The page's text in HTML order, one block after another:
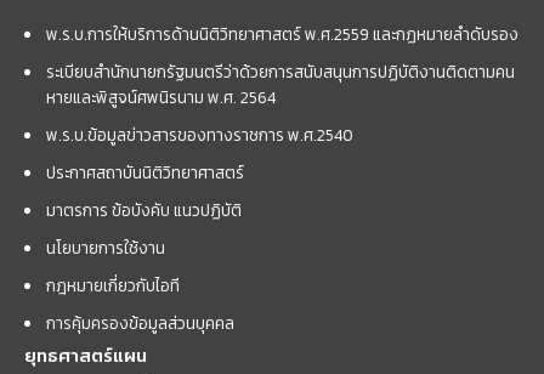
พ.ร.บ.การให้บริการด้านนิติวิทยาศาสตร์ พ.ศ.2559 และกฏหมายลำดับรอง
ระเบียบสำนักนายกรัฐมนตรีว่าด้วยการสนับสนุนการปฏิบัติงานติดตามคน
หายและพิสูจน์ศพนิรนาม พ.ศ. 2564
พ.ร.บ.ข้อมูลข่าวสารของทางราชการ พ.ศ.2540
ประกาศสถาบันนิติวิทยาศาสตร์
มาตรการ ข้อบังคับ แนวปฏิบัติ
นโยบายการใช้งาน
กฎหมายเกี่ยวกับไอที
การคุ้มครองข้อมูลส่วนบุคคล
ยุทธศาสตร์แผน